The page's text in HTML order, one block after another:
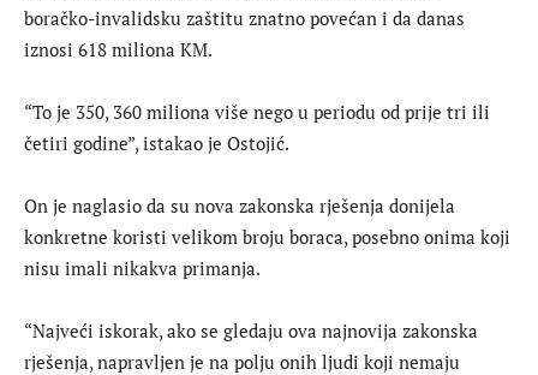
boračko-invalidsku zaštitu znatno povećan i da danas
iznosi 618 miliona KM.
“To je 350, 360 miliona više nego u periodu od prije tri ili
četiri godine”, istakao je Ostojić.
On je naglasio da su nova zakonska rješenja donijela
konkretne koristi velikom broju boraca, posebno onima koji
nisu imali nikakva primanja.
“Najveći iskorak, ako se gledaju ova najnovija zakonska
rješenja, napravljen je na polju onih ljudi koji nemaju